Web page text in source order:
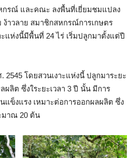
กรณ์ และคณะ ลงพื้นที่เยี่ยมชมแปลง
ง้าวลาย สมาชิกสหกรณ์การเกษตร
แห่งนี้มีพื้นที่ 24 ไร่ เริ่มปลูกมาตั้งแต่ปี
2545 โดยสวนเงาะแห่งนี้ ปลูกมาระยะ
ผลิต ซึ่งใระยะเวลา 3 ปี นั้น มีการ
แข็งแรง เหมาะต่อการออกผลผลิต ซึ่ง
มาณ 20 ต้น